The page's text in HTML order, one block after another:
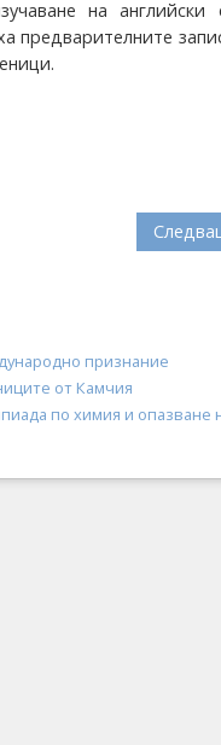
на английски
предварителните
признание
от Камчия
по химия и опазване